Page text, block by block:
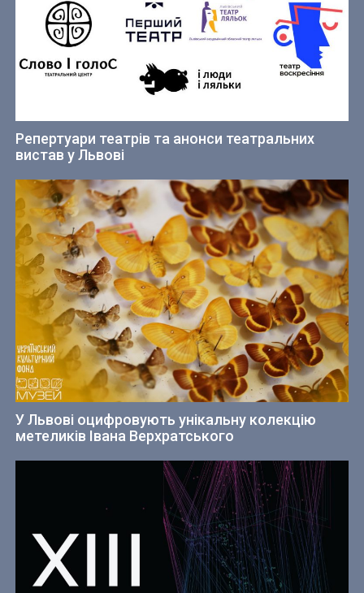
Репертуари театрів та анонси театральних
вистав у Львові
У Львові оцифровують унікальну колекцію
метеликів Івана Верхратського